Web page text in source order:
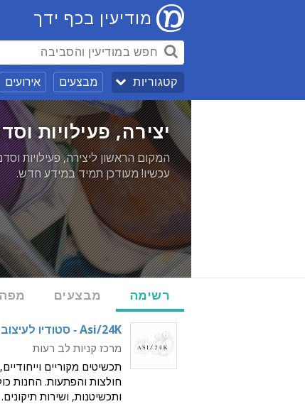
מודיעין בכף ידך
קטגוריות מבצעים אירועים
יצירה, פעילויות
המקום הראשון ליצירה, פעילויות
עכשיו! מעודכן תמיד במידע חדש.
רשימה מבצעים מפה
Asi/24K - סטודיו לעיצוב תכשיטים ואומנות
מרכז קניות לב רעות
תכשיטים מקוריים
חולצות והפתעות. החנות
ותכשיטנות, ושירות